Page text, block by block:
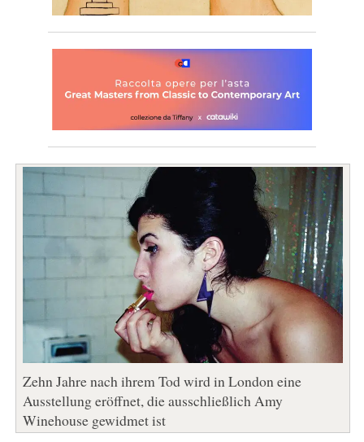
Zehn Jahre nach ihrem Tod wird in London eine
Ausstellung eröffnet, die ausschließlich Amy
Winehouse gewidmet ist